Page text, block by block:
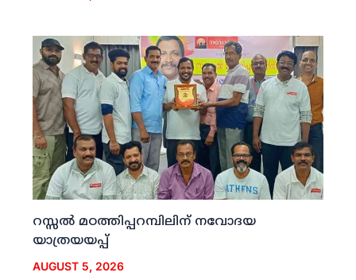
റസ്സല്‍ മഠത്തിപ്പറമ്പിലിന് നവോദയ
യാത്രയയപ്പ്
AUGUST 5, 2026